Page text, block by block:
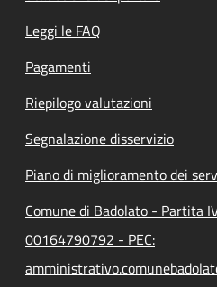
Leggi le FAQ
Pagamenti
Riepilogo valutazioni
Segnalazione disservizio
Piano di miglioramento dei
Comune di Badolato - Partita
00164790792 - PEC: